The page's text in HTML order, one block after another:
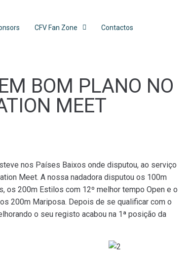
CFV Fan Zone Contactos
BOM PLANO NO
MEET
nos Países Baixos onde disputou, ao serviço
Meet. A nossa nadadora disputou os 100m
os 200m Estilos com 12º melhor tempo Open e o
200m Mariposa. Depois de se qualificar com o
o seu registo acabou na 1ª posição da